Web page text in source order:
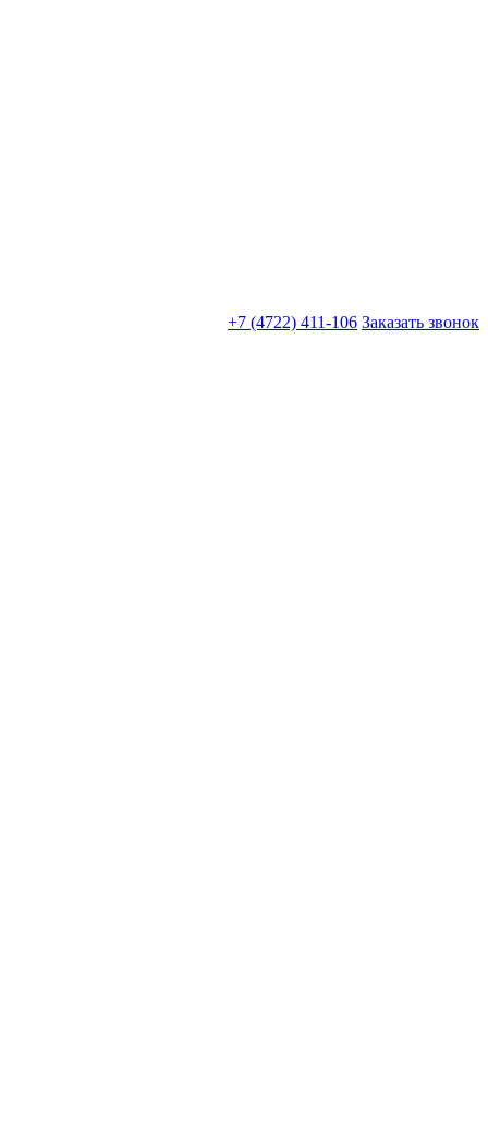
+7 (4722) 411-106 Заказать звонок